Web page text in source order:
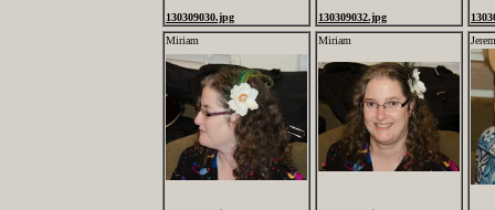
130309030.jpg 130309032.jpg
Miriam
Miriam